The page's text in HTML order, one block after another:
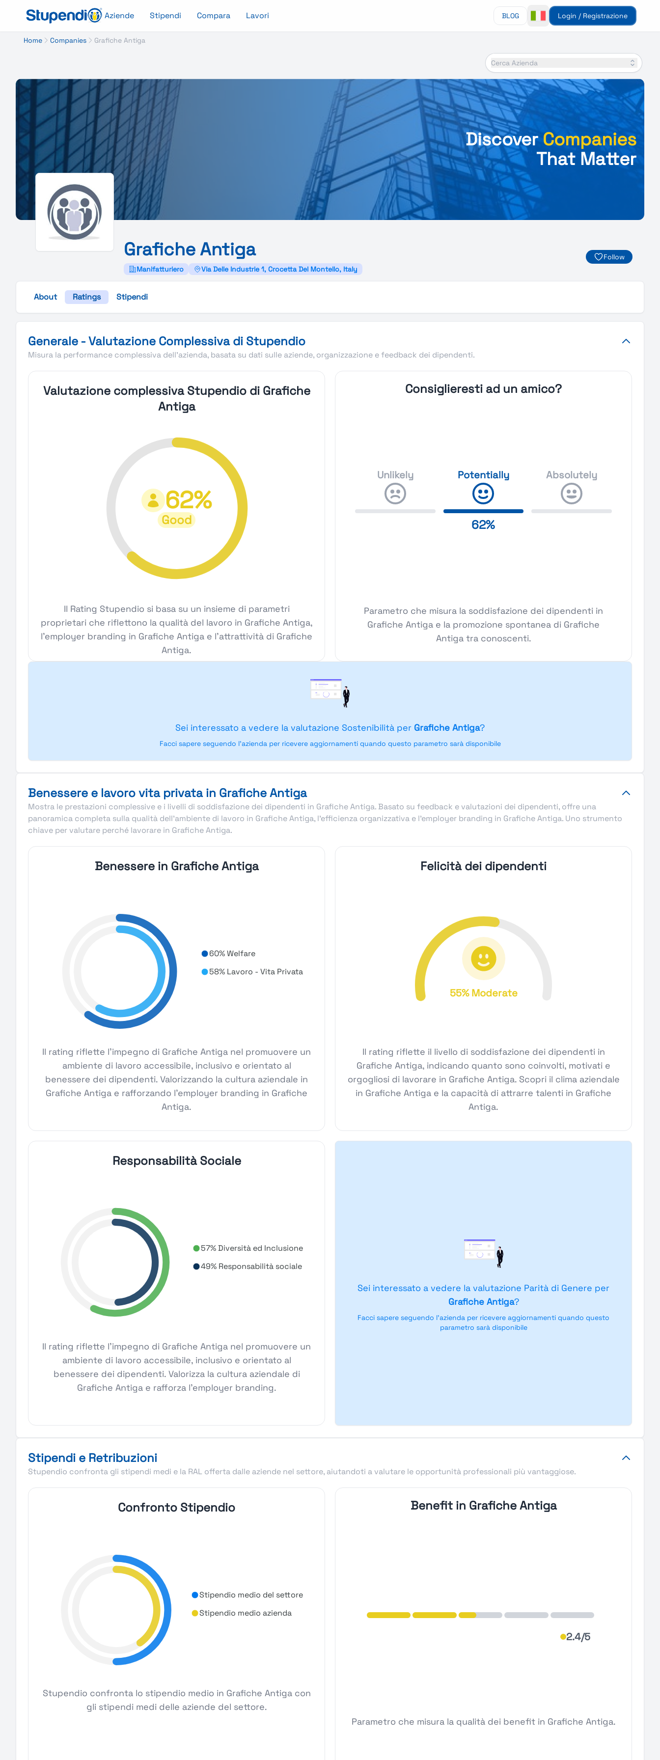
Aziende Stipendi Compara Lavori BLOG Login / Registrazione
Home Companies Grafiche Antiga
Cerca Azienda
DiscoverCompanies
That Matter
GraficheAntiga
Manifatturiero Via Delle Industrie 1, Crocetta Del Montello, Italy
Follow
About Ratings Stipendi
Generale - Valutazione Complessiva di Stupendio
Misura la performance complessiva dell'azienda, basata su dati sulle aziende, organizzazione e feedback dei dipendenti.
Valutazione complessiva Stupendio di Grafiche
Antiga
62%
Good
Il Rating Stupendio si basa su un insieme di parametri
proprietari che riflettono la qualità del lavoro in Grafiche Antiga,
l'employer branding in Grafiche Antiga e l'attrattività di Grafiche
Antiga.
Consiglieresti ad un amico?
Unlikely Potentially
62%
Absolutely
Parametro che misura la soddisfazione dei dipendenti in
Grafiche Antiga e la promozione spontanea di Grafiche
Antiga tra conoscenti.
Sei interessato a vedere la valutazione Sostenibilità per Grafiche Antiga?
Facci sapere seguendo l'azienda per ricevere aggiornamenti quando questo parametro sarà disponibile
Benessere e lavoro vita privata in Grafiche Antiga
Mostra le prestazioni complessive e i livelli di soddisfazione dei dipendenti in Grafiche Antiga. Basato su feedback e valutazioni dei dipendenti, offre una
panoramica completa sulla qualità dell’ambiente di lavoro in Grafiche Antiga, l’efficienza organizzativa e l’employer branding in Grafiche Antiga. Uno strumento
chiave per valutare perché lavorare in Grafiche Antiga.
Benessere in Grafiche Antiga
60% Welfare
58% Lavoro - Vita Privata
Il rating riflette l'impegno di Grafiche Antiga nel promuovere un
ambiente di lavoro accessibile, inclusivo e orientato al
benessere dei dipendenti. Valorizzando la cultura aziendale in
Grafiche Antiga e rafforzando l'employer branding in Grafiche
Antiga.
Felicità dei dipendenti
55% Moderate
Il rating riflette il livello di soddisfazione dei dipendenti in
Grafiche Antiga, indicando quanto sono coinvolti, motivati e
orgogliosi di lavorare in Grafiche Antiga. Scopri il clima aziendale
in Grafiche Antiga e la capacità di attrarre talenti in Grafiche
Antiga.
Responsabilità Sociale
57% Diversità ed Inclusione
49% Responsabilità sociale
Il rating riflette l'impegno di Grafiche Antiga nel promuovere un
ambiente di lavoro accessibile, inclusivo e orientato al
benessere dei dipendenti. Valorizza la cultura aziendale di
Grafiche Antiga e rafforza l'employer branding.
Sei interessato a vedere la valutazione Parità di Genere per
Grafiche Antiga?
Facci sapere seguendo l'azienda per ricevere aggiornamenti quando questo
parametro sarà disponibile
Stipendi e Retribuzioni
Stupendio confronta gli stipendi medi e la RAL offerta dalle aziende nel settore, aiutandoti a valutare le opportunità professionali più vantaggiose.
Confronto Stipendio
Stipendio medio del settore
Stipendio medio azienda
Stupendio confronta lo stipendio medio in Grafiche Antiga con
gli stipendi medi delle aziende del settore.
Benefit in Grafiche Antiga
2.4/5
Parametro che misura la qualità dei benefit in Grafiche Antiga.